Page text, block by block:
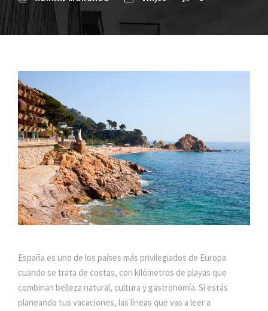
España es uno de los países más privilegiados de Europa
cuando se trata de costas, con kilómetros de playas que
combinan belleza natural, cultura y gastronomía. Si estás
planeando tus vacaciones, las líneas que vas a leer a